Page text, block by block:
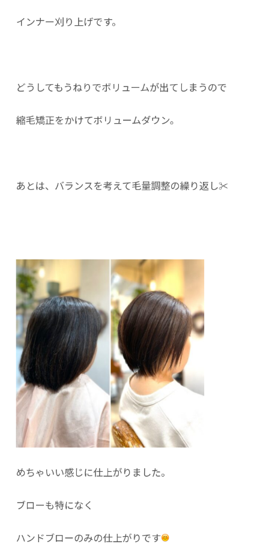
インナー刈り上げです。
どうしてもうねりでボリュームが出てしまうので
縮毛矯正をかけてボリュームダウン。
あとは、バランスを考えて毛量調整の繰り返し✂︎
めちゃいい感じに仕上がりました。
ブローも特になく
ハンドブローのみの仕上がりです